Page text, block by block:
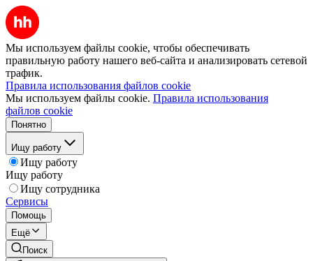
Мы используем файлы cookie, чтобы обеспечивать
правильную работу нашего веб-сайта и анализировать сетевой
трафик.
Правила использования файлов cookie
Мы используем файлы cookie. Правила использования
файлов cookie
Понятно
Ищу работу
Ищу работу
Ищу работу
Ищу сотрудника
Сервисы
Помощь
Ещё
Поиск